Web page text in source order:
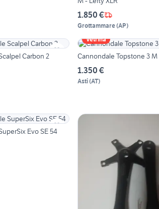
1.850 €
Grottammare(AP)
Carbon 2
Vetrina
Cannondale Topstone 3 M
1.350 €
Asti(AT)
Evo SE 54